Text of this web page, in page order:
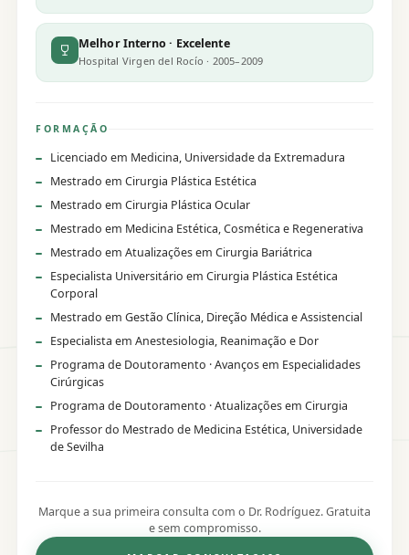
Melhor Interno · Excelente
Hospital Virgen del Rocío · 2005–2009
FORMAÇÃO
Licenciado em Medicina, Universidade da Extremadura
Mestrado em Cirurgia Plástica Estética
Mestrado em Cirurgia Plástica Ocular
Mestrado em Medicina Estética, Cosmética e Regenerativa
Mestrado em Atualizações em Cirurgia Bariátrica
Especialista Universitário em Cirurgia Plástica Estética
Corporal
Mestrado em Gestão Clínica, Direção Médica e Assistencial
Especialista em Anestesiologia, Reanimação e Dor
Programa de Doutoramento · Avanços em Especialidades
Cirúrgicas
Programa de Doutoramento · Atualizações em Cirurgia
Professor do Mestrado de Medicina Estética, Universidade
de Sevilha
Marque a sua primeira consulta com o Dr. Rodríguez. Gratuita
e sem compromisso.